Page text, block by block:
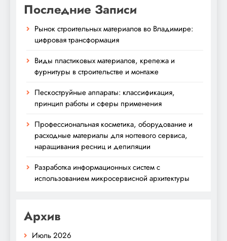
Последние Записи
Рынок строительных материалов во Владимире:
цифровая трансформация
Виды пластиковых материалов, крепежа и
фурнитуры в строительстве и монтаже
Пескоструйные аппараты: классификация,
принцип работы и сферы применения
Профессиональная косметика, оборудование и
расходные материалы для ногтевого сервиса,
наращивания ресниц и депиляции
Разработка информационных систем с
использованием микросервисной архитектуры
Архив
Июль 2026